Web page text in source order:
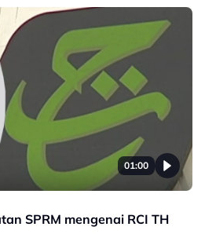
01:00
SPRM mengenai RCI TH